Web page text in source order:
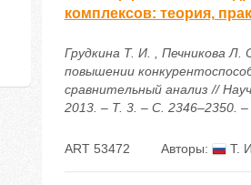
комплексов: теория,
Грудкина Т. И. , Печникова
повышении
сравнительный анализ //
2013. – Т. 3. – С. 2346–2350.
ART 53472 Авторы: Т.